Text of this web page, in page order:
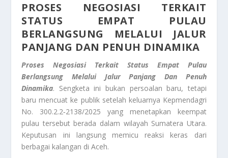
PROSES NEGOSIASI TERKAIT
STATUS EMPAT PULAU
BERLANGSUNG MELALUI JALUR
PANJANG DAN PENUH DINAMIKA
Proses Negosiasi Terkait Status Empat Pulau
Berlangsung Melalui Jalur Panjang Dan Penuh
Dinamika. Sengketa ini bukan persoalan baru, tetapi
baru mencuat ke publik setelah keluarnya Kepmendagri
No. 300.2.2‑2138/2025 yang menetapkan keempat
pulau tersebut berada dalam wilayah Sumatera Utara.
Keputusan ini langsung memicu reaksi keras dari
berbagai kalangan di Aceh.